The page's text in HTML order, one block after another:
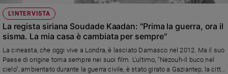
L'INTERVISTA
La regista siriana Soudade Kaadan: "Prima la guerra, ora il
sisma. La mia casa è cambiata per sempre"
La cineasta, che oggi vive a Londra, è lasciato Damasco nel 2012. Ma il suo
Paese di origine torna sempre nei suoi film. L'ultimo, "Nezouh-Il buco nel
cielo", ambientato durante la guerra civile, è stato girato a Gaziantep, la città